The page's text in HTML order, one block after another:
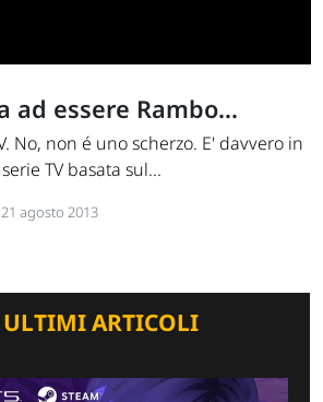
ad essere Rambo...
No, non é uno scherzo. E' davvero in
TV basata sul...
21 agosto 2013
ARTICOLI